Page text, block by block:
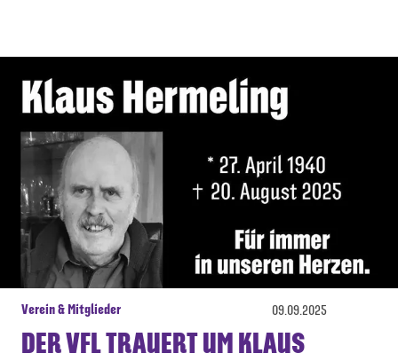
Verein & Mitglieder 09.09.2025
DER VFL TRAUERT UM KLAUS